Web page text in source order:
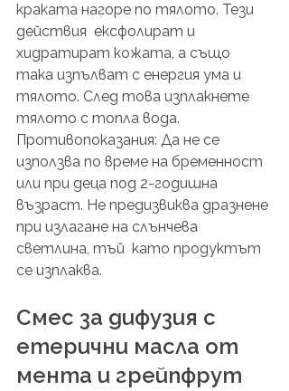
краката нагоре по тялото. Тези
действия  ексфолират и
хидратират кожата, а също
така изпълват с енергия ума и
тялото. След това изплакнете
тялото с топла вода.
Противопоказания: Да не се
използва по време на бременност
или при деца под 2-годишна
възраст. Не предизвиква дразнене
при излагане на слънчева
светлина, тъй  като продуктът
се изплаква.
Смес за дифузия с
етерични масла от
мента и грейпфрут